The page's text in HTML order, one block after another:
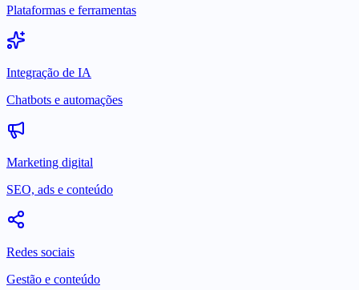
Plataformas e ferramentas
Integração de IA
Chatbots e automações
Marketing digital
SEO, ads e conteúdo
Redes sociais
Gestão e conteúdo